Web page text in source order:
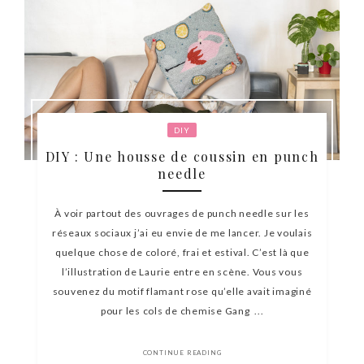
DIY
DIY : Une housse de coussin en punch
needle
À voir partout des ouvrages de punch needle sur les
réseaux sociaux j’ai eu envie de me lancer. Je voulais
quelque chose de coloré, frai et estival. C’est là que
l’illustration de Laurie entre en scène. Vous vous
souvenez du motif flamant rose qu’elle avait imaginé
pour les cols de chemise Gang ...
CONTINUE READING